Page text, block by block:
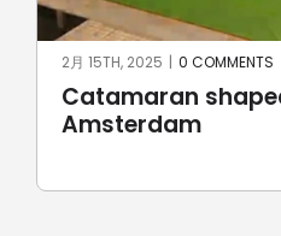
Catamaran
Amsterdam
2月 15TH, 2025 | 0 COMMENTS